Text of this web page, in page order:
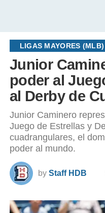
LIGAS MAYORES (MLB)
Junior
poder al
al Derby de
Junior Caminero
Juego de Estrellas y
cuadrangulares, el
poder al mundo.
by Staff HDB